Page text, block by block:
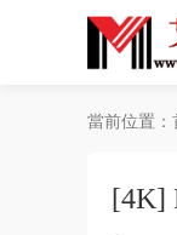
當前位置：
[4K]